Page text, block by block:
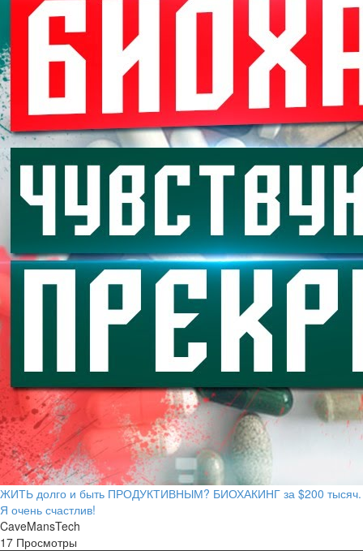
ЖИТЬ долго и быть ПРОДУКТИВНЫМ? БИОХАКИНГ за $200 тысяч.
Я очень счастлив!
CaveMansTech
17 Просмотры